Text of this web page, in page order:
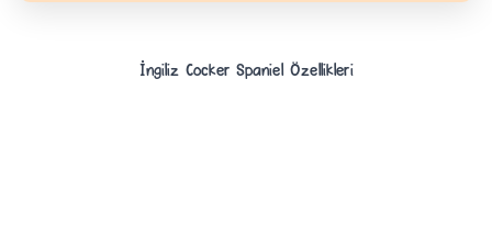
İngiliz Cocker Spaniel Özellikleri